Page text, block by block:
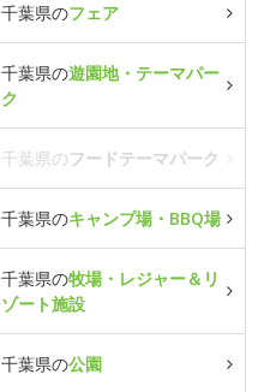
千葉県のフェア
千葉県の遊園地・テーマパー
ク
千葉県のフードテーマパーク
千葉県のキャンプ場・BBQ場
千葉県の牧場・レジャー＆リ
ゾート施設
千葉県の公園